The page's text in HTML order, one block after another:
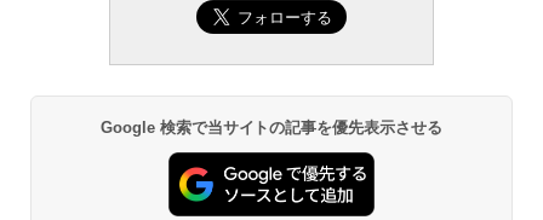
Google 検索で当サイトの記事を優先表示させる